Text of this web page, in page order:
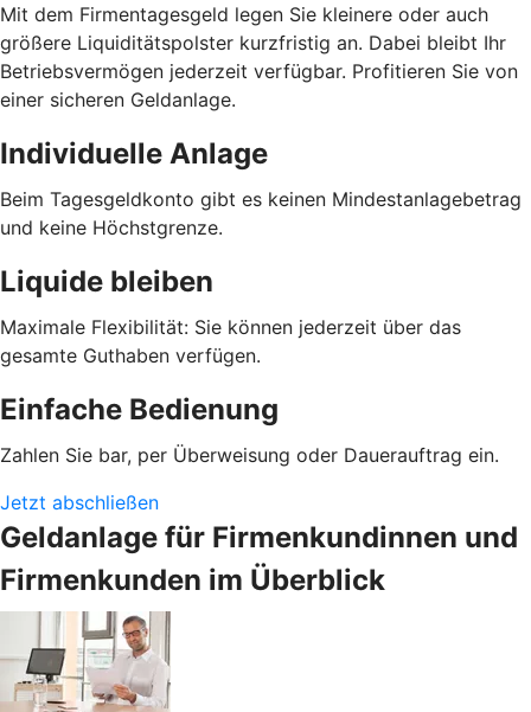
Mit dem Firmentagesgeld legen Sie kleinere oder auch
größere Liquiditätspolster kurzfristig an. Dabei bleibt Ihr
Betriebsvermögen jederzeit verfügbar. Profitieren Sie von
einer sicheren Geldanlage.
Individuelle Anlage
Beim Tagesgeldkonto gibt es keinen Mindestanlagebetrag
und keine Höchstgrenze.
Liquide bleiben
Maximale Flexibilität: Sie können jederzeit über das
gesamte Guthaben verfügen.
Einfache Bedienung
Zahlen Sie bar, per Überweisung oder Dauerauftrag ein.
Jetzt abschließen
Geldanlage für Firmenkundinnen und
Firmenkunden im Überblick